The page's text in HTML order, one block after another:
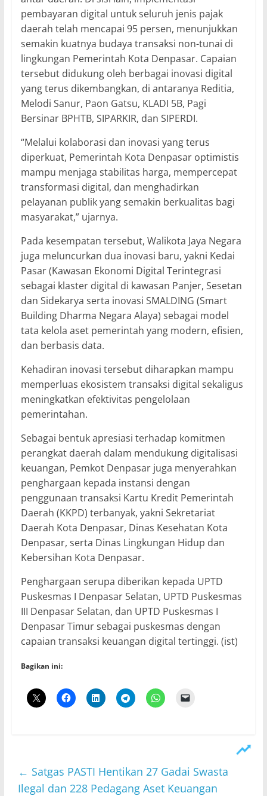
pembayaran digital untuk seluruh jenis pajak
daerah telah mencapai 95 persen, menunjukkan
semakin kuatnya budaya transaksi non-tunai di
lingkungan Pemerintah Kota Denpasar. Capaian
tersebut didukung oleh berbagai inovasi digital
yang terus dikembangkan, di antaranya Reditia,
Melodi Sanur, Paon Gatsu, KLADI 5B, Pagi
Bersinar BPHTB, SIPARKIR, dan SIPERDI.
“Melalui kolaborasi dan inovasi yang terus
diperkuat, Pemerintah Kota Denpasar optimistis
mampu menjaga stabilitas harga, mempercepat
transformasi digital, dan menghadirkan
pelayanan publik yang semakin berkualitas bagi
masyarakat,” ujarnya.
Pada kesempatan tersebut, Walikota Jaya Negara
juga meluncurkan dua inovasi baru, yakni Kedai
Pasar (Kawasan Ekonomi Digital Terintegrasi
sebagai klaster digital di kawasan Panjer, Sesetan
dan Sidekarya serta inovasi SMALDING (Smart
Building Dharma Negara Alaya) sebagai model
tata kelola aset pemerintah yang modern, efisien,
dan berbasis data.
Kehadiran inovasi tersebut diharapkan mampu
memperluas ekosistem transaksi digital sekaligus
meningkatkan efektivitas pengelolaan
pemerintahan.
Sebagai bentuk apresiasi terhadap komitmen
perangkat daerah dalam mendukung digitalisasi
keuangan, Pemkot Denpasar juga menyerahkan
penghargaan kepada instansi dengan
penggunaan transaksi Kartu Kredit Pemerintah
Daerah (KKPD) terbanyak, yakni Sekretariat
Daerah Kota Denpasar, Dinas Kesehatan Kota
Denpasar, serta Dinas Lingkungan Hidup dan
Kebersihan Kota Denpasar.
Penghargaan serupa diberikan kepada UPTD
Puskesmas I Denpasar Selatan, UPTD Puskesmas
III Denpasar Selatan, dan UPTD Puskesmas I
Denpasar Timur sebagai puskesmas dengan
capaian transaksi keuangan digital tertinggi. (ist)
Bagikan ini:
← Satgas PASTI Hentikan 27 Gadai Swasta
Ilegal dan 228 Pedagang Aset Keuangan